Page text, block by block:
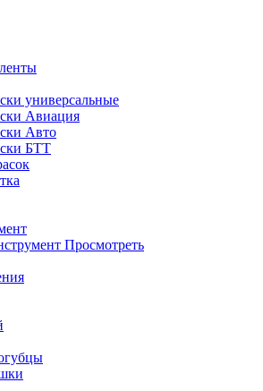
универсальные
Авиация
Авто
БТТ
Просмотреть